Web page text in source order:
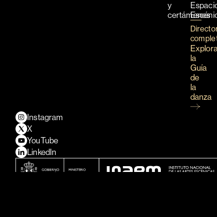
y
certámenes
la
Guía
de
la
danza
Instagram
X
YouTube
LinkedIn